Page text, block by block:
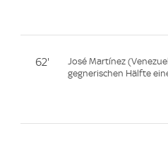
62'
José Martínez
gegnerischen Hälfte